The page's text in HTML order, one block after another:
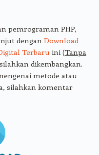
pemrograman PHP,
dengan Download
Terbaruini (Tanpa
dikembangkan.
metode atau
silahkan komentar